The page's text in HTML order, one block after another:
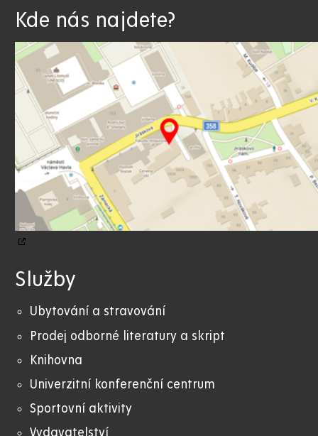
Kde nás najdete?
Služby
Ubytování a stravování
Prodej odborné literatury a skript
Knihovna
Univerzitní konferenční centrum
Sportovní aktivity
Vydavatelství